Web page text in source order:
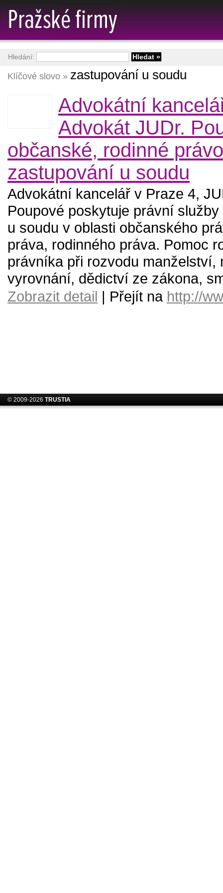
Klíčové slovo » zastupování u soudu
Advokátní
Advokát JUDr.
občanské, rodinné
zastupování u soudu
Advokátní kancelář v Praze 4,
Poupové poskytuje právní
u soudu v oblasti občanského
práva, rodinného práva. Pomoc
právníka při rozvodu manželství,
vyrovnání, dědictví ze zákona,
Zobrazit detail | Přejít na http://
Hledání:
© 2009-2026 TRUSTIA